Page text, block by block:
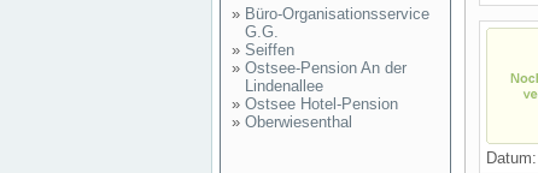
» Büro-Organisationsservice
G.G.
» Seiffen
» Ostsee-Pension An der
Lindenallee
» Ostsee Hotel-Pension
» Oberwiesenthal
Datum: